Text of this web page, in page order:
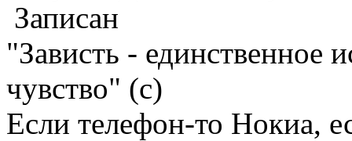
Записан
"Зависть - единственное
чувство" (с)
Если телефон-то Нокиа,